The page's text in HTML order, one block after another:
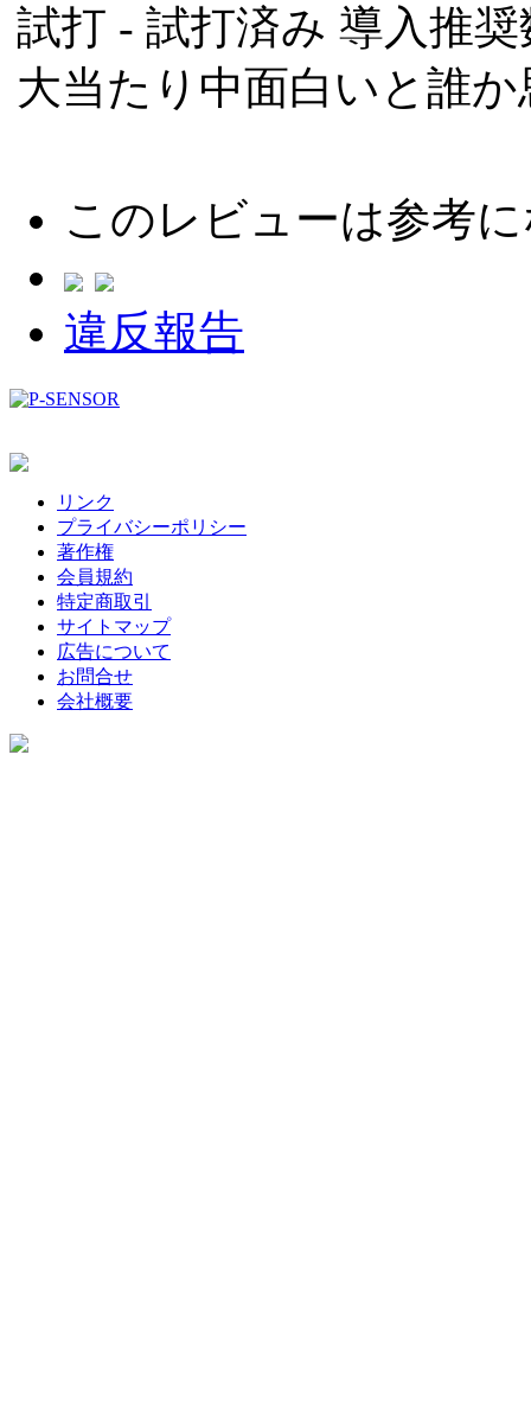
試打 - 試打済み 導入推
大当たり中面白いと誰
このレビューは参考
違反報告
リンク
プライバシーポリシー
著作権
会員規約
特定商取引
サイトマップ
広告について
お問合せ
会社概要